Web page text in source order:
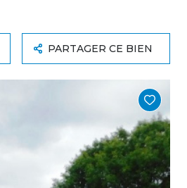
PARTAGER CE BIEN